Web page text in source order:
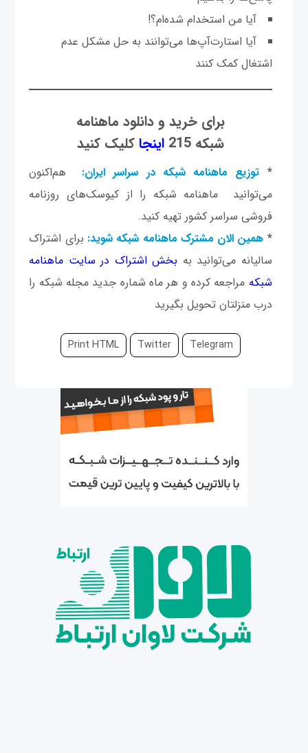
آيا من استخدام شده‌ام؟!
آيا استارت‌آپ‌ها می‌توانند به حل مشکل عدم
اشتغال کمک کنند
برای خرید و دانلود ماهنامه
شبکه 215
اینجاکلیک کنید
* توزیع ماهنامه شبکه در سراسر ایران: هم‌اکنون
می‌توانید ماهنامه شبکه را از کیوسک‌های روزنامه
فروشی سراسر کشور تهیه کنید.
* همین الان مشترک ماهنامه شبکه شوید: برای اشتراک
سالیانه می‌توانید به بخش اشتراک در سایت ماهنامه
شبکه مراجعه کرده و هر ماه شماره جدید مجله شبکه را
درب منزلتان تحویل بگیرید
Telegram
Twitter
Print HTML